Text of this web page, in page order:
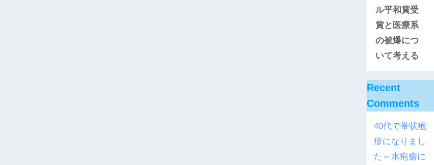
ル平和賞受
賞と医療系
の被爆につ
いて考える
Recent
Comments
40代で帯状疱
疹になりまし
た～水疱瘡に